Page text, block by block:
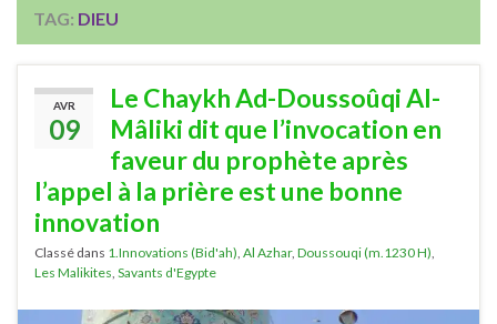
TAG: DIEU
AVR
09
Le Chaykh Ad-Doussoûqi Al-
Mâliki dit que l’invocation en
faveur du prophète après
l’appel à la prière est une bonne
innovation
Classé dans 1.Innovations (Bid'ah) Al Azhar, Doussouqi (m.1230 H)
Les Malikites Savants d'Egypte